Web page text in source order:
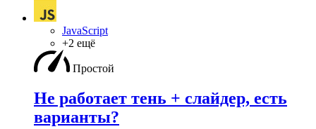
JavaScript
+2 ещё
Простой
Не работает тень + слайдер, есть
варианты?